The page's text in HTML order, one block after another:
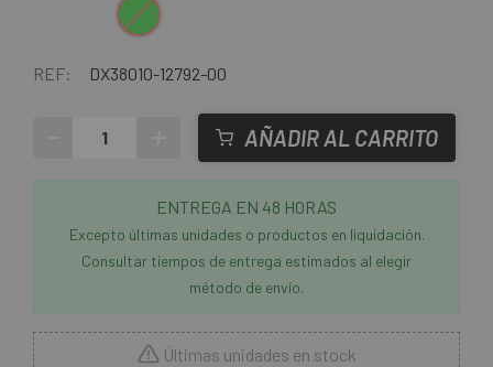
Verde
REF: DX38010-12792-00
AÑADIR AL CARRITO
ENTREGA EN 48 HORAS
Excepto últimas unidades o productos en liquidación.
Consultar tiempos de entrega estimados al elegir
método de envío.
Últimas unidades en stock